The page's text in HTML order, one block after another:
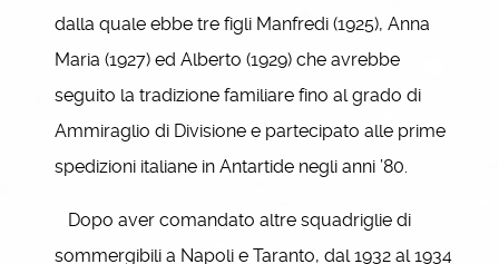
dalla quale ebbe tre figli Manfredi (1925), Anna
Maria (1927) ed Alberto (1929) che avrebbe
seguito la tradizione familiare fino al grado di
Ammiraglio di Divisione e partecipato alle prime
spedizioni italiane in Antartide negli anni ’80.
Dopo aver comandato altre squadriglie di
sommergibili a Napoli e Taranto, dal 1932 al 1934